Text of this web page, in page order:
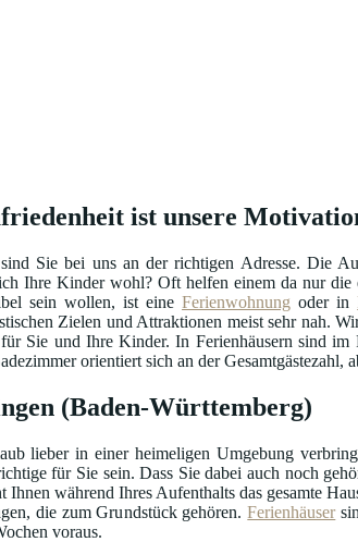
ist unsere
Sie bei uns an der richtigen Adresse. Die
Ihre Kinder wohl? Oft helfen einem da nur
sein wollen, ist eineFerienwohnung oder in
Zielen und Attraktionen meist sehr nah.
Sie und Ihre Kinder. In Ferienhäusern sind im
orientiert sich an der
(Baden-Württemberg)
lieber in einer heimeligen Umgebung
für Sie sein. Dass Sie dabei auch noch
Ihnen während Ihres Aufenthalts das gesamte
die zum Grundstück gehören.Ferienhäuser
voraus.